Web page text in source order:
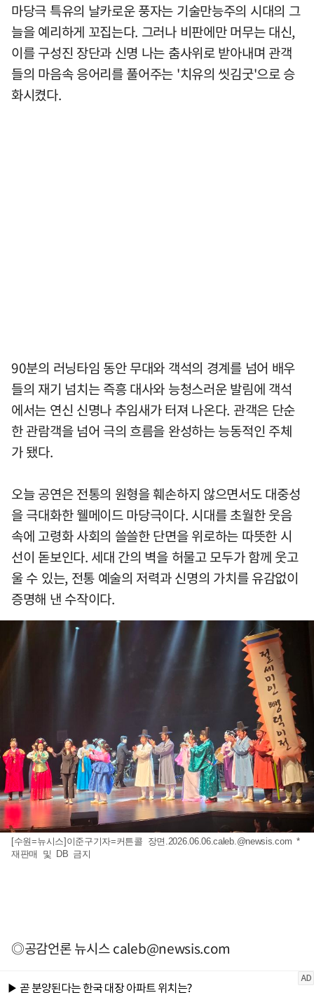
마당극 특유의 날카로운 풍자는 기술만능주의 시대의 그
늘을 예리하게 꼬집는다. 그러나 비판에만 머무는 대신,
이를 구성진 장단과 신명 나는 춤사위로 받아내며 관객
들의 마음속 응어리를 풀어주는 '치유의 씻김굿'으로 승
화시켰다.
90분의 러닝타임 동안 무대와 객석의 경계를 넘어 배우
들의 재기 넘치는 즉흥 대사와 능청스러운 발림에 객석
에서는 연신 신명나 추임새가 터져 나온다. 관객은 단순
한 관람객을 넘어 극의 흐름을 완성하는 능동적인 주체
가 됐다.
오늘 공연은 전통의 원형을 훼손하지 않으면서도 대중성
을 극대화한 웰메이드 마당극이다. 시대를 초월한 웃음
속에 고령화 사회의 쓸쓸한 단면을 위로하는 따뜻한 시
선이 돋보인다. 세대 간의 벽을 허물고 모두가 함께 웃고
울 수 있는, 전통 예술의 저력과 신명의 가치를 유감없이
증명해 낸 수작이다.
[수원=뉴시스]이준구기자=커튼콜 장면 .2026.06.06.caleb.@newsis.com *
재판매 및 DB 금지
◎공감언론 뉴시스caleb@newsis.com